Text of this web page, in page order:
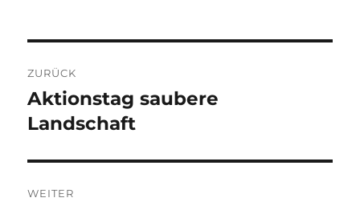
ZURÜCK
Vorheriger
Beitrag:
Aktionstag saubere
Landschaft
WEITER